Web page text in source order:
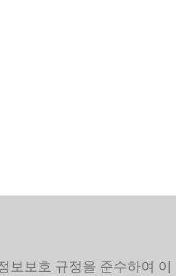
보호 규정을 준수하여 이